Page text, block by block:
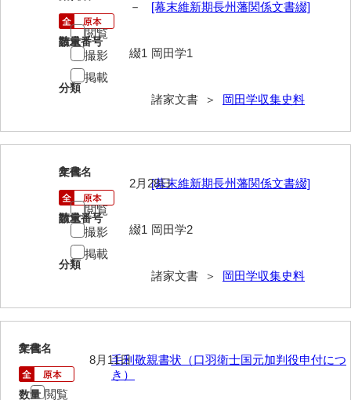
伊藤家文書（須佐町）
伊藤家文書（山口市）
伊藤家文書（宇部市）
井上家文書（防府市）
井上家文書（徳山市）
井上勉家文書（大和町）
井下家文書（埼玉県）
今川家文書
[幕末維新期長州藩関係文書綴]
請求番号
岡田学1
分類
諸家文書 ＞ 岡田学収集史料
－
数量
綴1
閲覧
撮影
掲載
2
文書名
[幕末維新期長州藩関係文書綴]
請求番号
岡田学2
分類
諸家文書 ＞ 岡田学収集史料
年代
2月28日
数量
綴1
閲覧
撮影
掲載
3
文書名
毛利敬親書状（口羽衛士国元加判役申付につ
き）
年代
8月11日
数量 閲覧